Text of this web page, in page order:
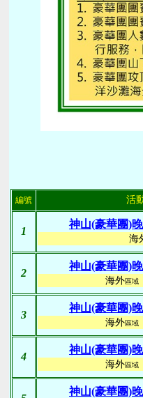
編號
活
1
神山(豪華團)
海
2
神山(豪華團)
海外區域
3
神山(豪華團)
海外區域
4
神山(豪華團)
海外區域
神山(豪華團)